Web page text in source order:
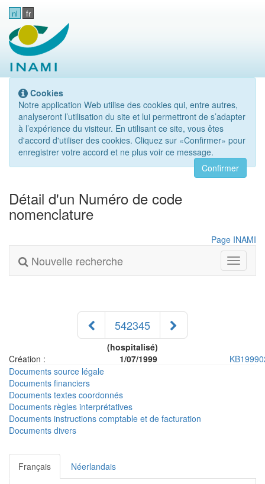
nl fr
Cookies
Notre application Web utilise des cookies qui, entre autres,
analyseront l’utilisation du site et lui permettront de s’adapter
à l’expérience du visiteur. En utilisant ce site, vous êtes
d'accord d'utiliser des cookies. Cliquez sur «Confirmer» pour
enregistrer votre accord et ne plus voir ce message.
Confirmer
Détail d'un Numéro de code
nomenclature
Page INAMI
Toggle
Nouvelle recherche
542345
(hospitalisé)
Création :
1/07/1999
Documents source légale
Documents financiers
Documents textes coordonnés
Documents règles interprétatives
Documents instructions comptable et de facturation
Documents divers
Français Néerlandais